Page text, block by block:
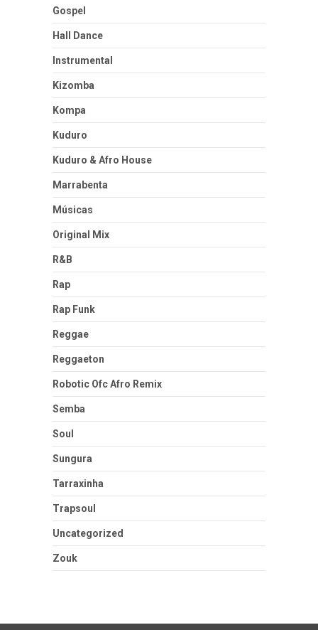
Gospel
Hall Dance
Instrumental
Kizomba
Kompa
Kuduro
Kuduro & Afro House
Marrabenta
Músicas
Original Mix
R&B
Rap
Rap Funk
Reggae
Reggaeton
Robotic Ofc Afro Remix
Semba
Soul
Sungura
Tarraxinha
Trapsoul
Uncategorized
Zouk